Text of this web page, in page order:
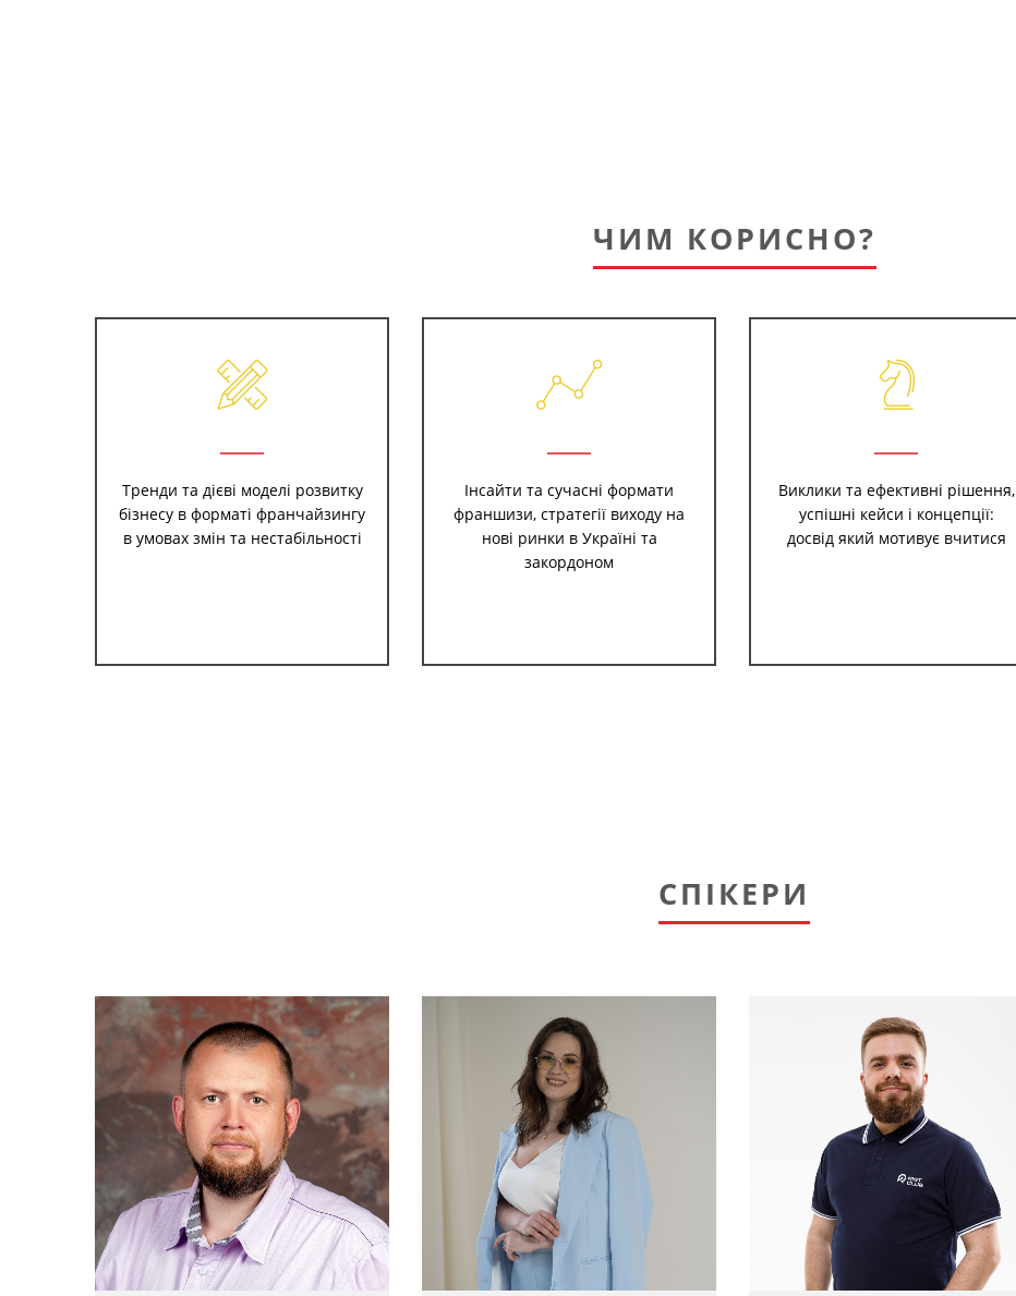
ЧИМ КОРИСНО?
Тренди та дієві моделі розвитку
бізнесу в форматі франчайзингу
в умовах змін та нестабільності
Інсайти та сучасні формати
франшизи, стратегії виходу на
нові ринки в Україні та
закордоном
Виклики та ефективні рішення,
успішні кейси і концепції:
досвід який мотивує вчитися
СПІКЕРИ